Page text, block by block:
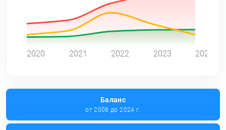
2020 2021 2022 2023 2024
Баланс
от 2008 до 2024 г.